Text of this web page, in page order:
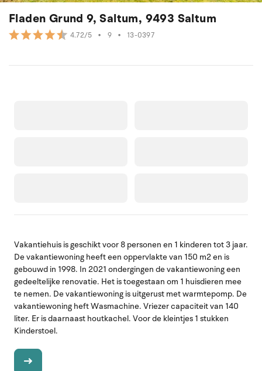
Fladen Grund 9, Saltum, 9493 Saltum
4.72/5 • 9 • 13-0397
Vakantiehuis is geschikt voor 8 personen en 1 kinderen tot 3 jaar.
De vakantiewoning heeft een oppervlakte van 150 m2 en is
gebouwd in 1998. In 2021 ondergingen de vakantiewoning een
gedeeltelijke renovatie. Het is toegestaan om 1 huisdieren mee
te nemen. De vakantiewoning is uitgerust met warmtepomp. De
vakantiewoning heft Wasmachine. Vriezer capaciteit van 140
liter. Er is daarnaast houtkachel. Voor de kleintjes 1 stukken
Kinderstoel.